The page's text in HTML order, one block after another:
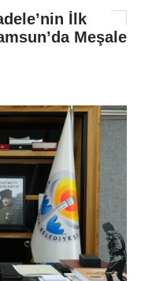
İlk
Meşale